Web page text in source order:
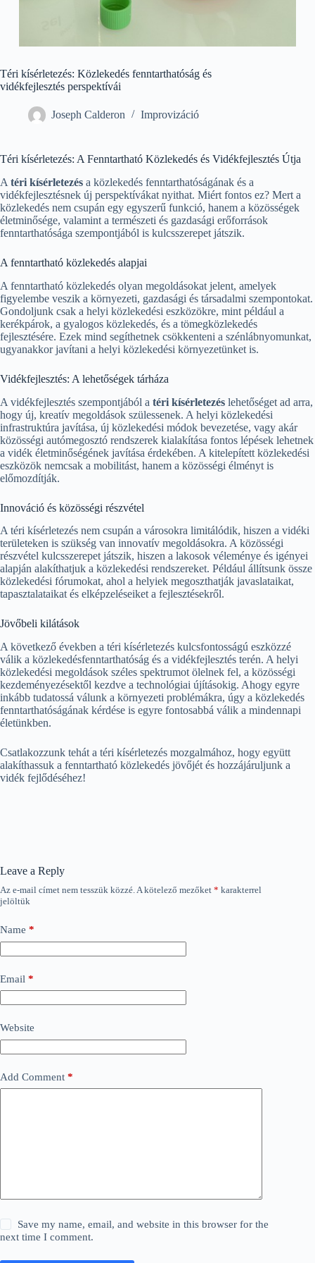
Téri kísérletezés: Közlekedés fenntarthatóság és
vidékfejlesztés perspektívái
Joseph Calderon Improvizáció
Téri kísérletezés: A Fenntartható Közlekedés és Vidékfejlesztés Útja
A téri kísérletezés a közlekedés fenntarthatóságának és a
vidékfejlesztésnek új perspektívákat nyithat. Miért fontos ez? Mert a
közlekedés nem csupán egy egyszerű funkció, hanem a közösségek
életminősége, valamint a természeti és gazdasági erőforrások
fenntarthatósága szempontjából is kulcsszerepet játszik.
A fenntartható közlekedés alapjai
A fenntartható közlekedés olyan megoldásokat jelent, amelyek
figyelembe veszik a környezeti, gazdasági és társadalmi szempontokat.
Gondoljunk csak a helyi közlekedési eszközökre, mint például a
kerékpárok, a gyalogos közlekedés, és a tömegközlekedés
fejlesztésére. Ezek mind segíthetnek csökkenteni a szénlábnyomunkat,
ugyanakkor javítani a helyi közlekedési környezetünket is.
Vidékfejlesztés: A lehetőségek tárháza
A vidékfejlesztés szempontjából a téri kísérletezés lehetőséget ad arra,
hogy új, kreatív megoldások szülessenek. A helyi közlekedési
infrastruktúra javítása, új közlekedési módok bevezetése, vagy akár
közösségi autómegosztó rendszerek kialakítása fontos lépések lehetnek
a vidék életminőségének javítása érdekében. A kitelepített közlekedési
eszközök nemcsak a mobilitást, hanem a közösségi élményt is
előmozdítják.
Innováció és közösségi részvétel
A téri kísérletezés nem csupán a városokra limitálódik, hiszen a vidéki
területeken is szükség van innovatív megoldásokra. A közösségi
részvétel kulcsszerepet játszik, hiszen a lakosok véleménye és igényei
alapján alakíthatjuk a közlekedési rendszereket. Például állítsunk össze
közlekedési fórumokat, ahol a helyiek megoszthatják javaslataikat,
tapasztalataikat és elképzeléseiket a fejlesztésekről.
Jövőbeli kilátások
A következő években a téri kísérletezés kulcsfontosságú eszközzé
válik a közlekedésfenntarthatóság és a vidékfejlesztés terén. A helyi
közlekedési megoldások széles spektrumot ölelnek fel, a közösségi
kezdeményezésektől kezdve a technológiai újításokig. Ahogy egyre
inkább tudatossá válunk a környezeti problémákra, úgy a közlekedés
fenntarthatóságának kérdése is egyre fontosabbá válik a mindennapi
életünkben.
Csatlakozzunk tehát a téri kísérletezés mozgalmához, hogy együtt
alakíthassuk a fenntartható közlekedés jövőjét és hozzájáruljunk a
vidék fejlődéséhez!
Leave a Reply
Az e-mail címet nem tesszük közzé.A kötelező mezőket * karakterrel
jelöltük
Name *
Email *
Website
Add Comment *
Save my name, email, and website in this browser for the
next time I comment.